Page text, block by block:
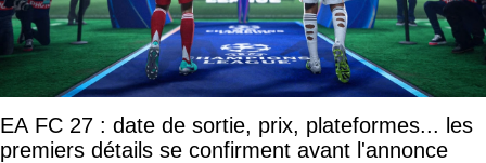
EA FC 27 : date de sortie, prix, plateformes... les
premiers détails se confirment avant l'annonce